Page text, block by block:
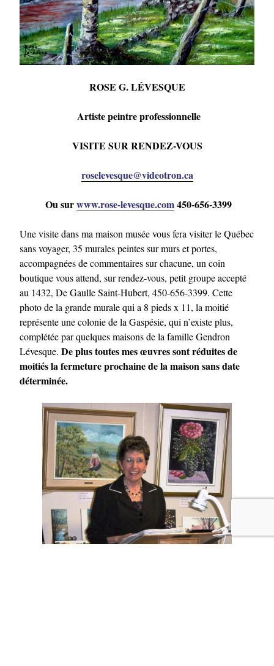
ROSE G. LÉVESQUE
Artiste peintre professionnelle
VISITE SUR RENDEZ-VOUS
roselevesque@videotron.ca
Ou surwww.rose-levesque.com450-656-3399
Une visite dans ma maison musée vous fera visiter le Québec
sans voyager, 35 murales peintes sur murs et portes,
accompagnées de commentaires sur chacune, un coin
boutique vous attend, sur rendez-vous, petit groupe accepté
au 1432, De Gaulle Saint-Hubert, 450-656-3399. Cette
photo de la grande murale qui a 8 pieds x 11, la moitié
représente une colonie de la Gaspésie, qui n’existe plus,
complétée par quelques maisons de la famille Gendron
Lévesque. De plus toutes mes œuvres sont réduites de
moitiés la fermeture prochaine de la maison sans date
déterminée.